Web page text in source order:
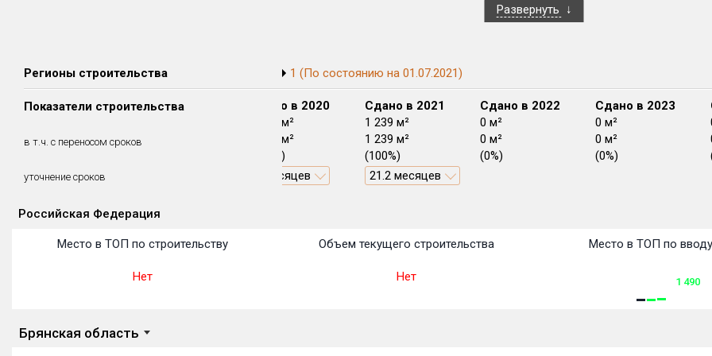
Развернуть
Регионы строительства 1 (По состоянию на 01.07.2021)
Показатели строительства
в т.ч. с переносом сроков
уточнение сроков
Сдано в 2018
458 м²
2 месяцев
Сдано в 2019
1 220 м²
Сдано в 2020
1 223 м²
1 223 м²
(100%)
9 месяцев
Сдано в 2021
1 239 м²
1 239 м²
(100%)
21.2 месяцев
Сдано в 2022
0 м²
0 м²
(0%)
Сдано в 2023
0 м²
0 м²
(0%)
Российская Федерация
Место в ТОП по строительству
Нет
Объем текущего строительства
Нет
Место в ТОП по
1 490
Брянская область